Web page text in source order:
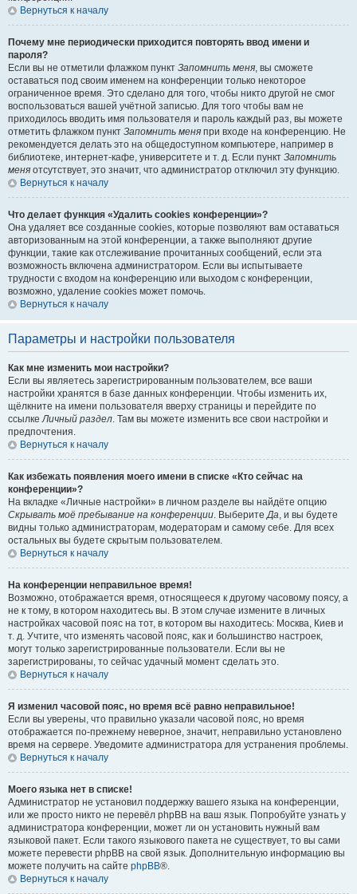
Вернуться к началу
Почему мне периодически приходится повторять ввод имени и
пароля?
Если вы не отметили флажком пункт Запомнить меня, вы сможете
оставаться под своим именем на конференции только некоторое
ограниченное время. Это сделано для того, чтобы никто другой не смог
воспользоваться вашей учётной записью. Для того чтобы вам не
приходилось вводить имя пользователя и пароль каждый раз, вы можете
отметить флажком пункт Запомнить меня при входе на конференцию. Не
рекомендуется делать это на общедоступном компьютере, например в
библиотеке, интернет-кафе, университете и т. д. Если пункт Запомнить
меня отсутствует, это значит, что администратор отключил эту функцию.
Вернуться к началу
Что делает функция «Удалить cookies конференции»?
Она удаляет все созданные cookies, которые позволяют вам оставаться
авторизованным на этой конференции, а также выполняют другие
функции, такие как отслеживание прочитанных сообщений, если эта
возможность включена администратором. Если вы испытываете
трудности с входом на конференцию или выходом с конференции,
возможно, удаление cookies может помочь.
Вернуться к началу
Параметры и настройки пользователя
Как мне изменить мои настройки?
Если вы являетесь зарегистрированным пользователем, все ваши
настройки хранятся в базе данных конференции. Чтобы изменить их,
щёлкните на имени пользователя вверху страницы и перейдите по
ссылкеЛичный раздел. Там вы можете изменить все свои настройки и
предпочтения.
Вернуться к началу
Как избежать появления моего имени в списке «Кто сейчас на
конференции»?
На вкладке «Личные настройки» в личном разделе вы найдёте опцию
Скрывать моё пребывание на конференции. ВыберитеДа, и вы будете
видны только администраторам, модераторам и самому себе. Для всех
остальных вы будете скрытым пользователем.
Вернуться к началу
На конференции неправильное время!
Возможно, отображается время, относящееся к другому часовому поясу, а
не к тому, в котором находитесь вы. В этом случае измените в личных
настройках часовой пояс на тот, в котором вы находитесь: Москва, Киев и
т. д. Учтите, что изменять часовой пояс, как и большинство настроек,
могут только зарегистрированные пользователи. Если вы не
зарегистрированы, то сейчас удачный момент сделать это.
Вернуться к началу
Я изменил часовой пояс, но время всё равно неправильное!
Если вы уверены, что правильно указали часовой пояс, но время
отображается по-прежнему неверное, значит, неправильно установлено
время на сервере. Уведомите администратора для устранения проблемы.
Вернуться к началу
Моего языка нет в списке!
Администратор не установил поддержку вашего языка на конференции,
или же просто никто не перевёл phpBB на ваш язык. Попробуйте узнать у
администратора конференции, может ли он установить нужный вам
языковой пакет. Если такого языкового пакета не существует, то вы сами
можете перевести phpBB на свой язык. Дополнительную информацию вы
можете получить на сайте phpBB®.
Вернуться к началу